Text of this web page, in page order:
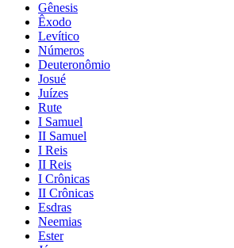
Gênesis
Êxodo
Levítico
Números
Deuteronômio
Josué
Juízes
Rute
I Samuel
II Samuel
I Reis
II Reis
I Crônicas
II Crônicas
Esdras
Neemias
Ester